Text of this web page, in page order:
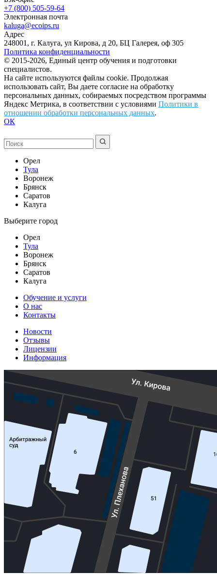
+7 (800) 505-59-64
Электронная почта
kaluga@ecoips.ru
Адрес
248001, г. Калуга, ул Кирова, д 20, БЦ Галерея, оф 305
Политика конфиденциальности
© 2015-2026, Единый центр обучения и подготовки
специалистов.
На сайте используются файлы cookie. Продолжая
использовать сайт, Вы даете согласие на обработку
персональных данных, собираемых посредством программы
Яндекс Метрика, в соответствии с условиями Политики в
отношении обработки персональных данных.
ОК
Орел
Тула
Воронеж
Брянск
Саратов
Калуга
Выберите город
Орел
Тула
Воронеж
Брянск
Саратов
Калуга
Обучение и услуги
О нас
Контакты
Новости
Отзывы
Лицензии
Информация